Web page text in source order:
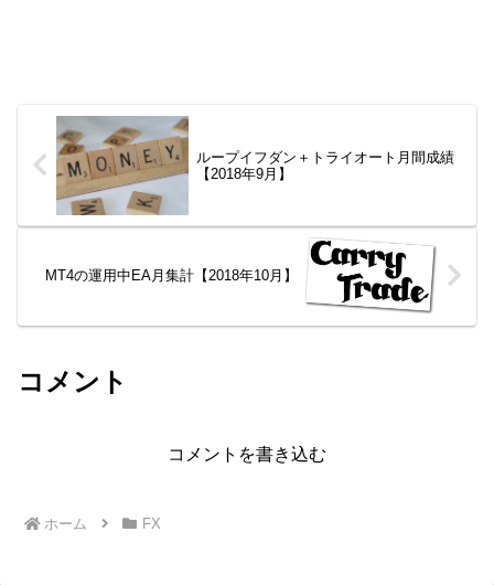
ループイフダン＋トライオート月間成績
【2018年9月】
MT4の運用中EA月集計【2018年10月】
コメント
コメントを書き込む
ホーム FX